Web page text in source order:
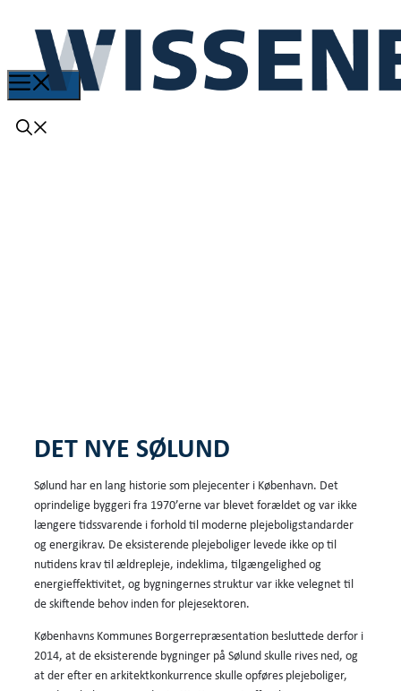
DET NYE SØLUND
Sølund har en lang historie som plejecenter i København. Det
oprindelige byggeri fra 1970’erne var blevet forældet og var ikke
længere tidssvarende i forhold til moderne plejeboligstandarder
og energikrav. De eksisterende plejeboliger levede ikke op til
nutidens krav til ældrepleje, indeklima, tilgængelighed og
energieffektivitet, og bygningernes struktur var ikke velegnet til
de skiftende behov inden for plejesektoren.
Københavns Kommunes Borgerrepræsentation besluttede derfor i
2014, at de eksisterende bygninger på Sølund skulle rives ned, og
at der efter en arkitektkonkurrence skulle opføres plejeboliger,